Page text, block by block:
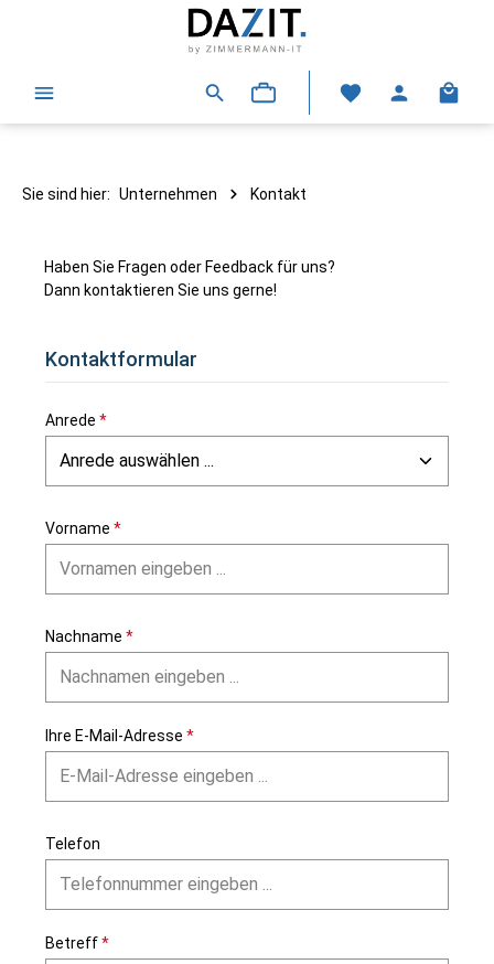
Sie sind hier: Unternehmen Kontakt
Haben Sie Fragen oder Feedback für uns?
Dann kontaktieren Sie uns gerne!
Kontaktformular
Anrede *
Vorname *
Nachname *
Ihre E-Mail-Adresse *
Telefon
Betreff*